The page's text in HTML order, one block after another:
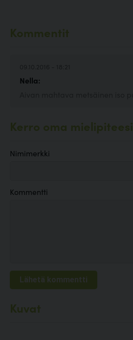
Kommentit
Nella:
Kerro oma mielipiteesi
Nimimerkki
Kommentti
Kuvat